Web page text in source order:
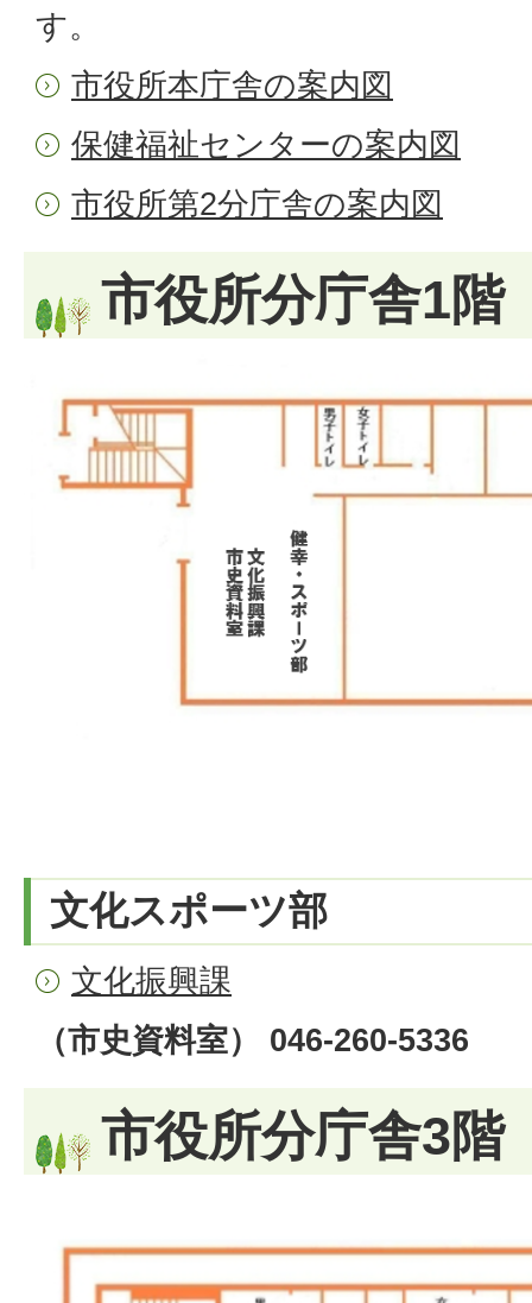
す。
市役所本庁舎の案内図
保健福祉センターの案内図
市役所第2分庁舎の案内図
市役所分庁舎1階
文化スポーツ部
文化振興課
（市史資料室） 046-260-5336
市役所分庁舎3階